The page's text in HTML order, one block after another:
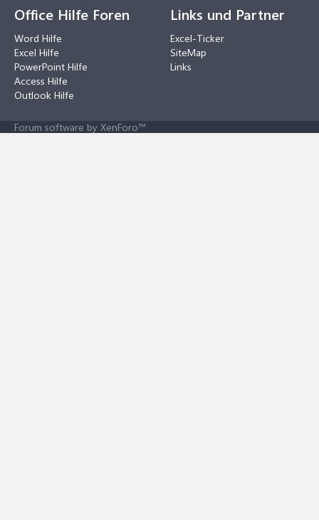
Office Hilfe Foren
Word Hilfe
Excel Hilfe
PowerPoint Hilfe
Access Hilfe
Outlook Hilfe
Links und Partner
Excel-Ticker
SiteMap
Links
Forum software by XenForo™